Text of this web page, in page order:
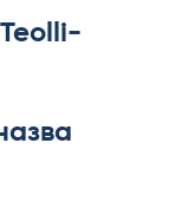
Teol­li­